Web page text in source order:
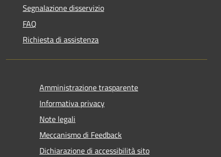
Segnalazione disservizio
FAQ
Richiesta di assistenza
Amministrazione trasparente
Informativa privacy
Note legali
Meccanismo di Feedback
Dichiarazione di accessibilità sito